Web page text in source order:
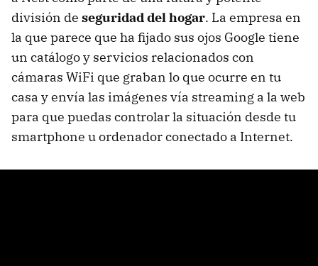
división de seguridad del hogar. La empresa en
la que parece que ha fijado sus ojos Google tiene
un catálogo y servicios relacionados con
cámaras WiFi que graban lo que ocurre en tu
casa y envía las imágenes vía streaming a la web
para que puedas controlar la situación desde tu
smartphone u ordenador conectado a Internet.